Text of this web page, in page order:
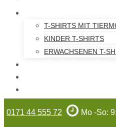
T-SHIRTS MIT
KINDER T-SHIRTS
ERWACHSENEN T-
0171 44 555 72 Mo -So: